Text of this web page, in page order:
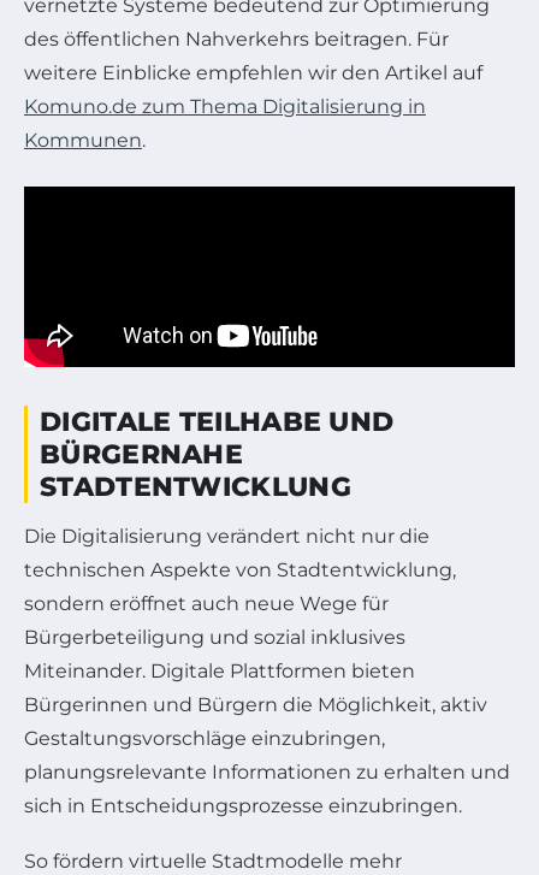
vernetzte Systeme bedeutend zur Optimierung
des öffentlichen Nahverkehrs beitragen. Für
weitere Einblicke empfehlen wir den Artikel auf
Komuno.de zum Thema Digitalisierung in
Kommunen.
DIGITALE TEILHABE UND
BÜRGERNAHE
STADTENTWICKLUNG
Die Digitalisierung verändert nicht nur die
technischen Aspekte von Stadtentwicklung,
sondern eröffnet auch neue Wege für
Bürgerbeteiligung und sozial inklusives
Miteinander. Digitale Plattformen bieten
Bürgerinnen und Bürgern die Möglichkeit, aktiv
Gestaltungsvorschläge einzubringen,
planungsrelevante Informationen zu erhalten und
sich in Entscheidungsprozesse einzubringen.
So fördern virtuelle Stadtmodelle mehr